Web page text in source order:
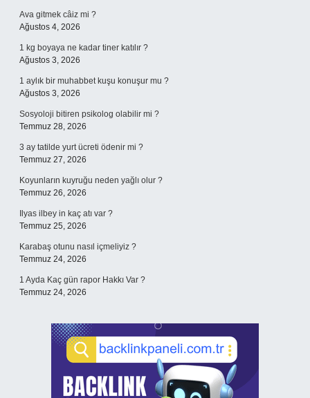
Ava gitmek câiz mi ?
Ağustos 4, 2026
1 kg boyaya ne kadar tiner katılır ?
Ağustos 3, 2026
1 aylık bir muhabbet kuşu konuşur mu ?
Ağustos 3, 2026
Sosyoloji bitiren psikolog olabilir mi ?
Temmuz 28, 2026
3 ay tatilde yurt ücreti ödenir mi ?
Temmuz 27, 2026
Koyunların kuyruğu neden yağlı olur ?
Temmuz 26, 2026
Ilyas ilbey in kaç atı var ?
Temmuz 25, 2026
Karabaş otunu nasıl içmeliyiz ?
Temmuz 24, 2026
1 Ayda Kaç gün rapor Hakkı Var ?
Temmuz 24, 2026